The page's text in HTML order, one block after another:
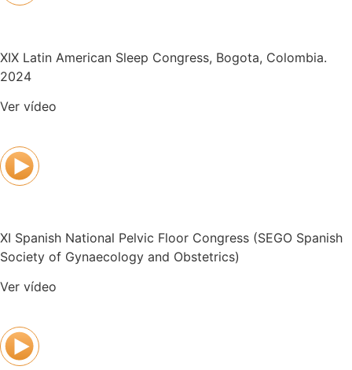
XIX Latin American Sleep Congress, Bogota, Colombia.
2024
Ver vídeo
XI Spanish National Pelvic Floor Congress (SEGO Spanish
Society of Gynaecology and Obstetrics)
Ver vídeo